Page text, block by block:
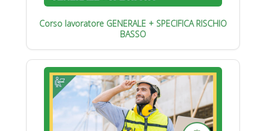
Corso lavoratore GENERALE + SPECIFICA RISCHIO
BASSO